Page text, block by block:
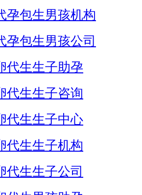
孕包生男孩机构
孕包生男孩公司
代生生子助孕
代生生子咨询
代生生子中心
代生生子机构
代生生子公司